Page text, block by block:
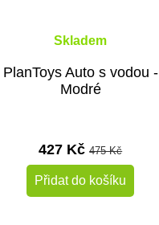
Skladem
PlanToys Auto s vodou -
Modré
427 Kč475 Kč
Přidat do košíku